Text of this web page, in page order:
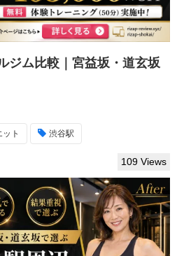
ジム比較｜宮益坂・道玄坂
ット 渋谷駅
109 Views